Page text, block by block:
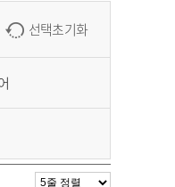
선택초기화